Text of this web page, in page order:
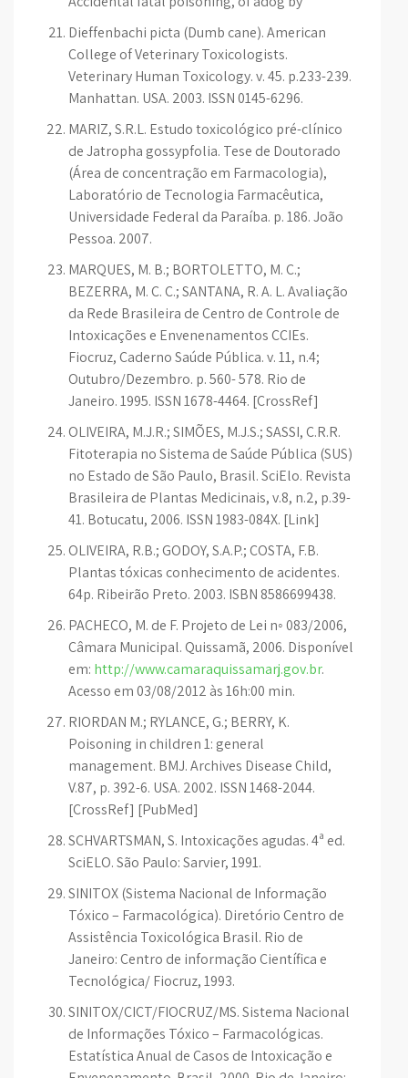
Dieffenbachi picta (Dumb cane). American
College of Veterinary Toxicologists.
Veterinary Human Toxicology. v. 45. p.233-239.
Manhattan. USA. 2003. ISSN 0145-6296.
MARIZ, S.R.L. Estudo toxicológico pré-clínico
de Jatropha gossypfolia. Tese de Doutorado
(Área de concentração em Farmacologia),
Laboratório de Tecnologia Farmacêutica,
Universidade Federal da Paraíba. p. 186. João
Pessoa. 2007.
MARQUES, M. B.; BORTOLETTO, M. C.;
BEZERRA, M. C. C.; SANTANA, R. A. L. Avaliação
da Rede Brasileira de Centro de Controle de
Intoxicações e Envenenamentos CCIEs.
Fiocruz, Caderno Saúde Pública. v. 11, n.4;
Outubro/Dezembro. p. 560- 578. Rio de
Janeiro. 1995. ISSN 1678-4464. [CrossRef]
OLIVEIRA, M.J.R.; SIMÕES, M.J.S.; SASSI, C.R.R.
Fitoterapia no Sistema de Saúde Pública (SUS)
no Estado de São Paulo, Brasil. SciElo. Revista
Brasileira de Plantas Medicinais, v.8, n.2, p.39-
41. Botucatu, 2006. ISSN 1983-084X. [Link]
OLIVEIRA, R.B.; GODOY, S.A.P.; COSTA, F.B.
Plantas tóxicas conhecimento de acidentes.
64p. Ribeirão Preto. 2003. ISBN 8586699438.
PACHECO, M. de F. Projeto de Lei n◦ 083/2006,
Câmara Municipal. Quissamã, 2006. Disponível
em: http://www.camaraquissamarj.gov.br.
Acesso em 03/08/2012 às 16h:00 min.
RIORDAN M.; RYLANCE, G.; BERRY, K.
Poisoning in children 1: general
management. BMJ. Archives Disease Child,
V.87, p. 392-6. USA. 2002. ISSN 1468-2044.
[CrossRef] [PubMed]
SCHVARTSMAN, S. Intoxicações agudas. 4ª ed.
SciELO. São Paulo: Sarvier, 1991.
SINITOX (Sistema Nacional de Informação
Tóxico – Farmacológica). Diretório Centro de
Assistência Toxicológica Brasil. Rio de
Janeiro: Centro de informação Científica e
Tecnológica/ Fiocruz, 1993.
SINITOX/CICT/FIOCRUZ/MS. Sistema Nacional
de Informações Tóxico – Farmacológicas.
Estatística Anual de Casos de Intoxicação e